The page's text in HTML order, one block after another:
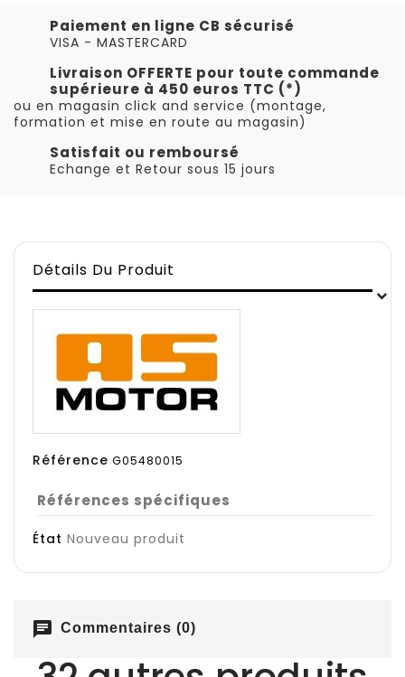
Paiement en ligne CB sécurisé
VISA - MASTERCARD
Livraison OFFERTE pour toute commande
supérieure à 450 euros TTC (*)
ou en magasin click and service (montage,
formation et mise en route au magasin)
Satisfait ou remboursé
Echange et Retour sous 15 jours
Détails Du Produit
Référence G05480015
Références spécifiques
État Nouveau produit
chat Commentaires (0)